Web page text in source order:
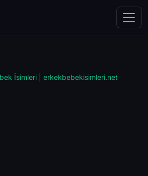
İsimleri | erkekbebekisimleri.net